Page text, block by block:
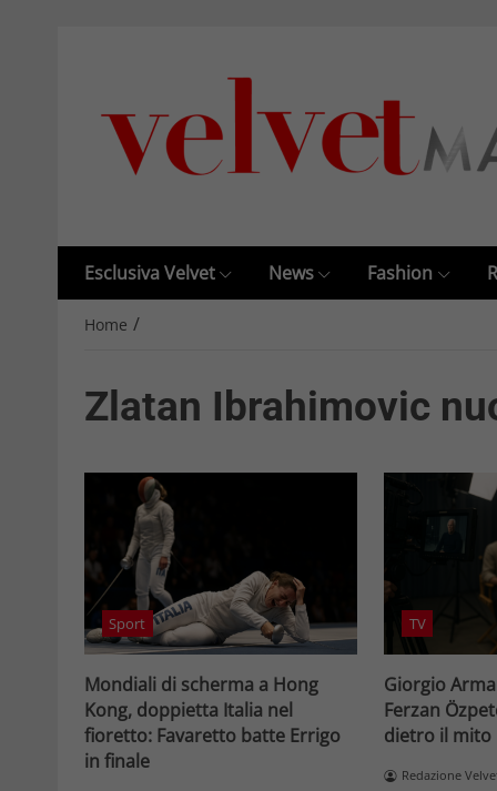
Esclusiva Velvet News Fashion
Home /
Zlatan Ibrahimovic
Sport
Mondiali di scherma a Hong
Kong, doppietta Italia nel
fioretto: Favaretto batte Errigo
in finale
TV
Giorgio
Ferzan
dietro il mito
Redazione